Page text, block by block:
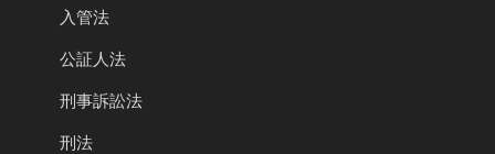
入管法
公証人法
刑事訴訟法
刑法